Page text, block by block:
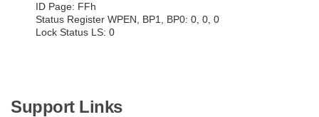
ID Page: FFh
Status Register WPEN, BP1, BP0: 0, 0, 0
Lock Status LS: 0
Support Links